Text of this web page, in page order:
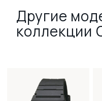
Другие
коллекции